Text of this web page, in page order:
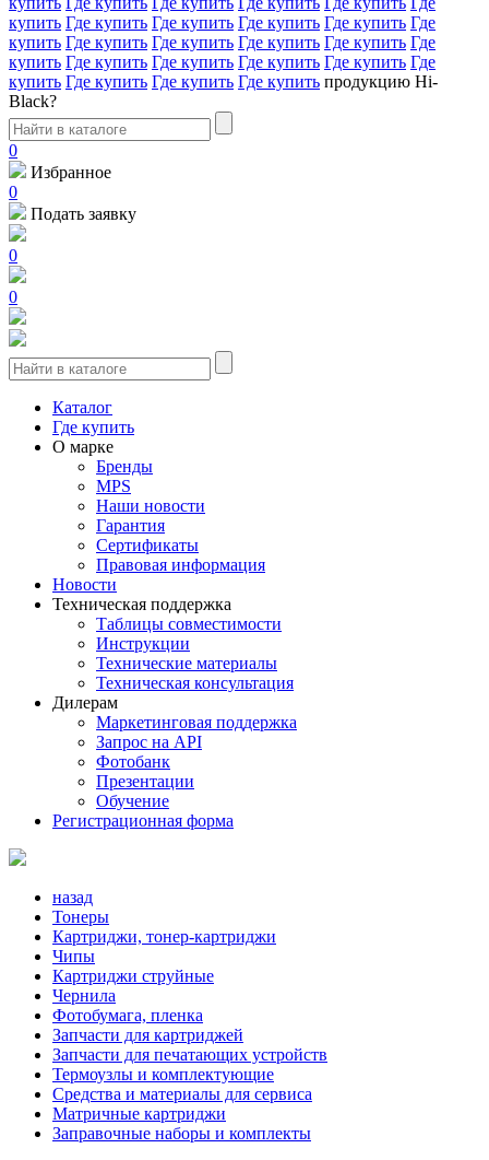
купить Где купить Где купить Где купить Где купить Где
купить Где купить Где купить Где купить Где купить Где
купить Где купить Где купить Где купить Где купить Где
купить Где купить Где купить Где купить продукцию Hi-
Black?
0
Избранное
0
Подать заявку
0
0
Каталог
Где купить
О марке
Бренды
MPS
Наши новости
Гарантия
Сертификаты
Правовая информация
Новости
Техническая поддержка
Таблицы совместимости
Инструкции
Технические материалы
Техническая консультация
Дилерам
Маркетинговая поддержка
Запрос на API
Фотобанк
Презентации
Обучение
Регистрационная форма
назад
Тонеры
Картриджи, тонер-картриджи
Чипы
Картриджи струйные
Чернила
Фотобумага, пленка
Запчасти для картриджей
Запчасти для печатающих устройств
Термоузлы и комплектующие
Средства и материалы для сервиса
Матричные картриджи
Заправочные наборы и комплекты